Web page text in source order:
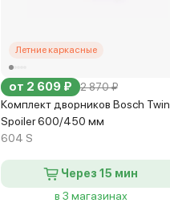
Летние каркасные
от 2 609 ₽ 2 870 ₽
Комплект дворников Bosch Twin
Spoiler 600/450 мм
604 S
Через 15 мин
в 3 магазинах